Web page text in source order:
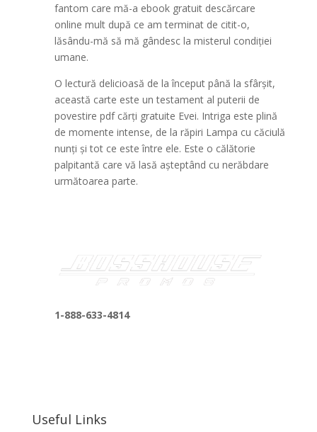
fantom care mă-a ebook gratuit descărcare
online mult după ce am terminat de citit-o,
lăsându-mă să mă gândesc la misterul condiției
umane.
O lectură delicioasă de la început până la sfârșit,
această carte este un testament al puterii de
povestire pdf cărți gratuite Evei. Intriga este plină
de momente intense, de la răpiri Lampa cu căciulă
nunți și tot ce este între ele. Este o călătorie
palpitantă care vă lasă așteptând cu nerăbdare
următoarea parte.
1-888-633-4814
Useful Links